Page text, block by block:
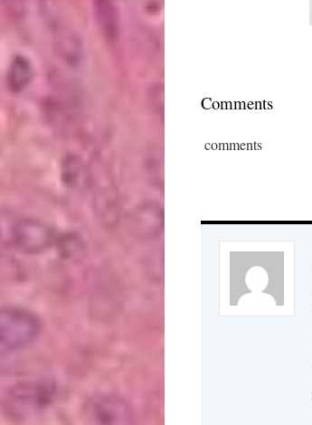
Comments
comments